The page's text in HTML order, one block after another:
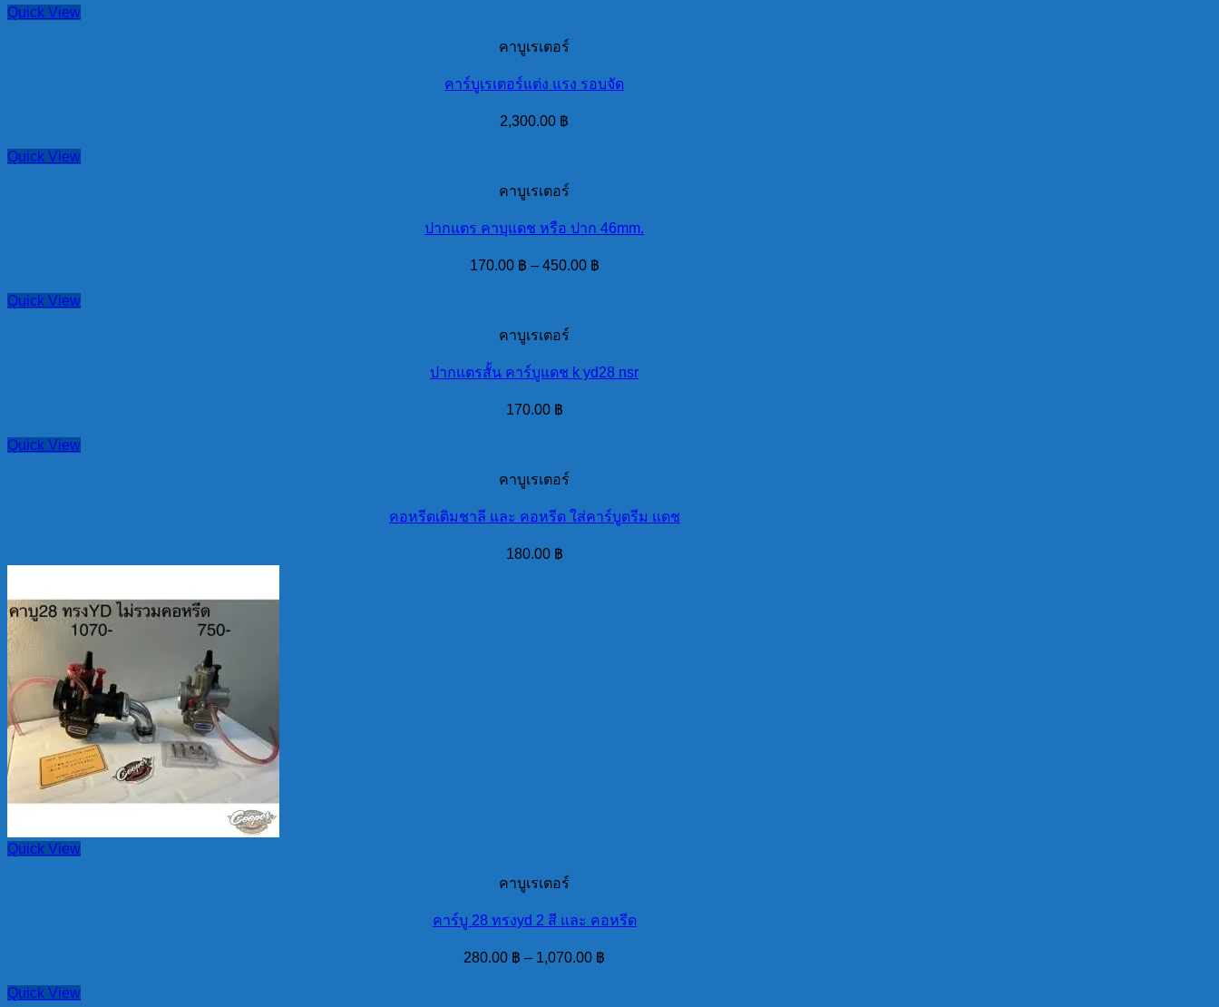
Quick View
คาบูเรเตอร์
คาร์บูเรเตอร์แต่ง แรง รอบจัด
2,300.00 ฿
Quick View
คาบูเรเตอร์
ปากแตร คาบุแดช หรือ ปาก 46mm.
170.00 ฿ – 450.00 ฿
Quick View
คาบูเรเตอร์
ปากแตรสั้น คาร์บูแดช k yd28 nsr
170.00 ฿
Quick View
คาบูเรเตอร์
คอหรีดเดิมชาลี และ คอหรีด ใส่คาร์บูดรีม แดช
180.00 ฿
Quick View
คาบูเรเตอร์
คาร์บู 28 ทรงyd 2 สี และ คอหรีด
280.00 ฿ – 1,070.00 ฿
Quick View